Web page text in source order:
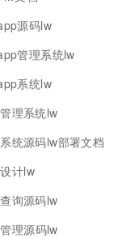
源码lw
管理系统lw
系统lw
理系统lw
统源码lw部署文档
计lw
询源码lw
理源码lw